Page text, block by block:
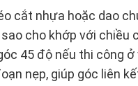
cắt nhựa hoặc dao
sao cho khớp với
45 độ nếu thi công ở
nẹp, giúp góc liên